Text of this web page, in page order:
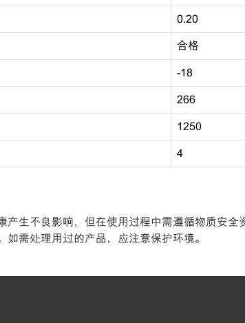
0.20
合格
-18
266
1250
4
生不良影响，但在使用过程中需遵循物质安
需处理用过的产品，应注意保护环境。